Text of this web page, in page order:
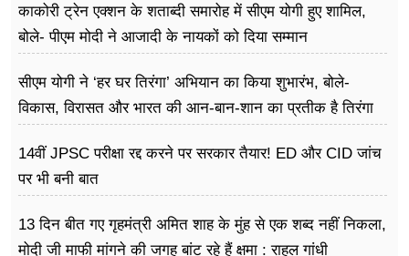
काकोरी ट्रेन एक्शन के शताब्दी समारोह में सीएम योगी हुए शामिल,
बोले- पीएम मोदी ने आजादी के नायकों को दिया सम्मान
सीएम योगी ने ‘हर घर तिरंगा’ अभियान का किया शुभारंभ, बोले-
विकास, विरासत और भारत की आन-बान-शान का प्रतीक है तिरंगा
14वीं JPSC परीक्षा रद्द करने पर सरकार तैयार! ED और CID जांच
पर भी बनी बात
13 दिन बीत गए गृहमंत्री अमित शाह के मुंह से एक शब्द नहीं निकला,
मोदी जी माफी मांगने की जगह बांट रहे हैं क्षमा : राहुल गांधी